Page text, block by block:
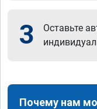
3
Оставьте
Почему нам